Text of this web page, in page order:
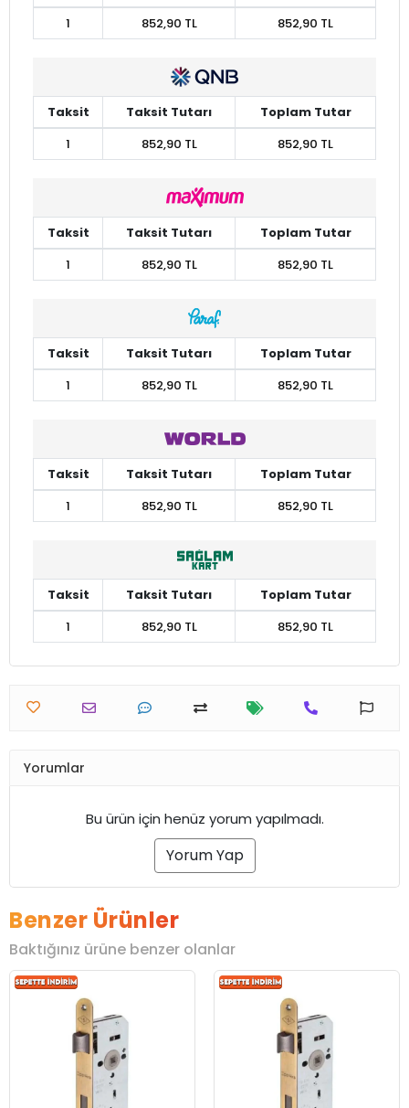
1 852,90 TL 852,90 TL
Taksit Taksit Tutarı
Toplam Tutar
1
852,90 TL 852,90 TL
Taksit Taksit Tutarı
Toplam Tutar
1
852,90 TL 852,90 TL
Taksit Taksit Tutarı
Toplam Tutar
1
852,90 TL 852,90 TL
Taksit Taksit Tutarı
Toplam Tutar
1
852,90 TL 852,90 TL
Taksit Taksit Tutarı
Toplam Tutar
1
852,90 TL 852,90 TL
Yorumlar
Bu ürün için henüz yorum yapılmadı.
Yorum Yap
Benzer Ürünler
Baktığınız ürüne benzer olanlar